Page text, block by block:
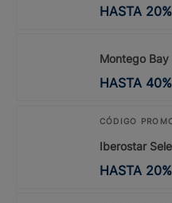
HASTA 20%
Montego
HASTA 40%
CÓDIGO
Iberostar
HASTA 20%